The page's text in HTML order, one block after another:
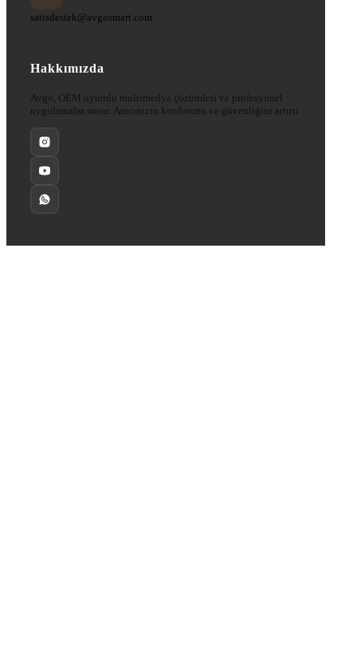
satisdestek@avgosmart.com
Hakkımızda
Avgo, OEM uyumlu multimedya çözümleri ve profesyonel
uygulamalar sunar. Aracınızın konforunu ve güvenliğini artırır.